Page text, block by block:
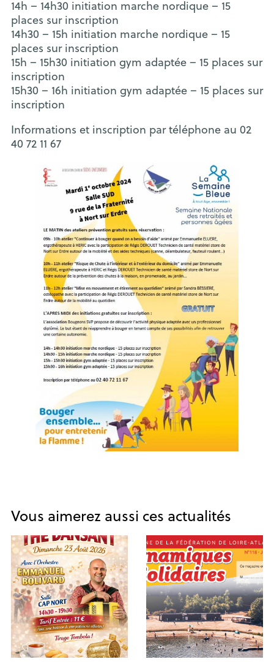
14h – 14h30 initiation marche nordique – 15
places sur inscription
14h30 – 15h initiation marche nordique – 15
places sur inscription
15h – 15h30 initiation gym adaptée – 15 places sur
inscription
15h30 – 16h initiation gym adaptée – 15 places sur
inscription
Informations et inscription par téléphone au 02
40 72 11 67
Vous aimerez aussi ces actualités